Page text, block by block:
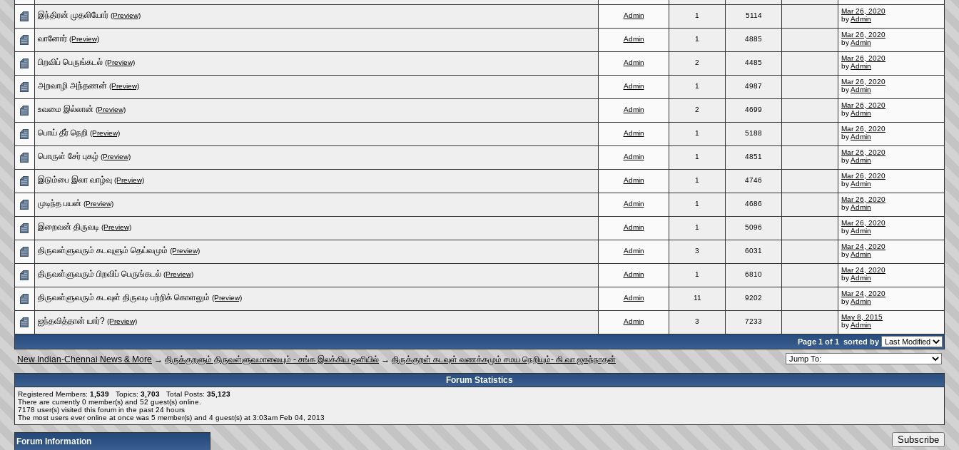
இந்திரன் முதலியோர் (Preview) Admin 1 5114
Mar 26, 2020
byAdmin
வானோர் (Preview) Admin 1 4885
Mar 26, 2020
byAdmin
பிறவிப் பெருங்கடல் (Preview) Admin 2 4485
Mar 26, 2020
byAdmin
அறவாழி அந்தணன் (Preview) Admin 1 4987
Mar 26, 2020
byAdmin
உவமை இல்லான் (Preview) Admin 2 4699
Mar 26, 2020
byAdmin
பொய் தீர் நெறி (Preview) Admin 1 5188
Mar 26, 2020
byAdmin
பொருள் சேர் புகழ் (Preview) Admin 1 4851
Mar 26, 2020
byAdmin
இடும்பை இலா வாழ்வு (Preview) Admin 1 4746
Mar 26, 2020
byAdmin
முடிந்த பயன் (Preview) Admin 1 4686
Mar 26, 2020
byAdmin
இறைவன் திருவடி (Preview) Admin 1 5096
Mar 26, 2020
byAdmin
திருவள்ளுவரும் கடவுளும் தெய்வமும் (Preview) Admin 3 6031
Mar 24, 2020
byAdmin
திருவள்ளுவரும் பிறவிப் பெருங்கடல் (Preview) Admin 1 6810
Mar 24, 2020
byAdmin
திருவள்ளுவரும் கடவுள் திருவடி பற்றிக் கொளலும் (Preview) Admin 11 9202
Mar 24, 2020
byAdmin
ஐந்தவித்தான் யார்? (Preview) Admin 3 7233
May 8, 2015
byAdmin
Page 1 of 1 sorted by
New Indian-Chennai News & More → திருக்குறளும் திருவள்ளுவமாலையும் - சங்க இலக்கிய ஒளியில் → திருக்குறள் கடவுள் வணக்கமும் சமய நெறியும்- கி.வா.ஜகந்நாதன்
Forum Statistics
Registered Members: 1,539 Topics: 3,703 Total Posts: 35,123
There are currently 0 member(s) and 52 guest(s) online
7178 user(s) visited this forum in the past 24 hours
The most users ever online at once was 5 member(s) and 4 guest(s) at 3:03am Feb 04, 2013
Forum Information Subscribe